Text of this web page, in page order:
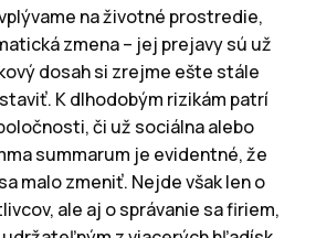
na životné prostredie,
zmena – jej prejavy sú už
dosah si zrejme ešte stále
K dlhodobým rizikám patrí
či už sociálna alebo
summarum je evidentné, že
malo zmeniť. Nejde však len o
ale aj o správanie sa firiem,